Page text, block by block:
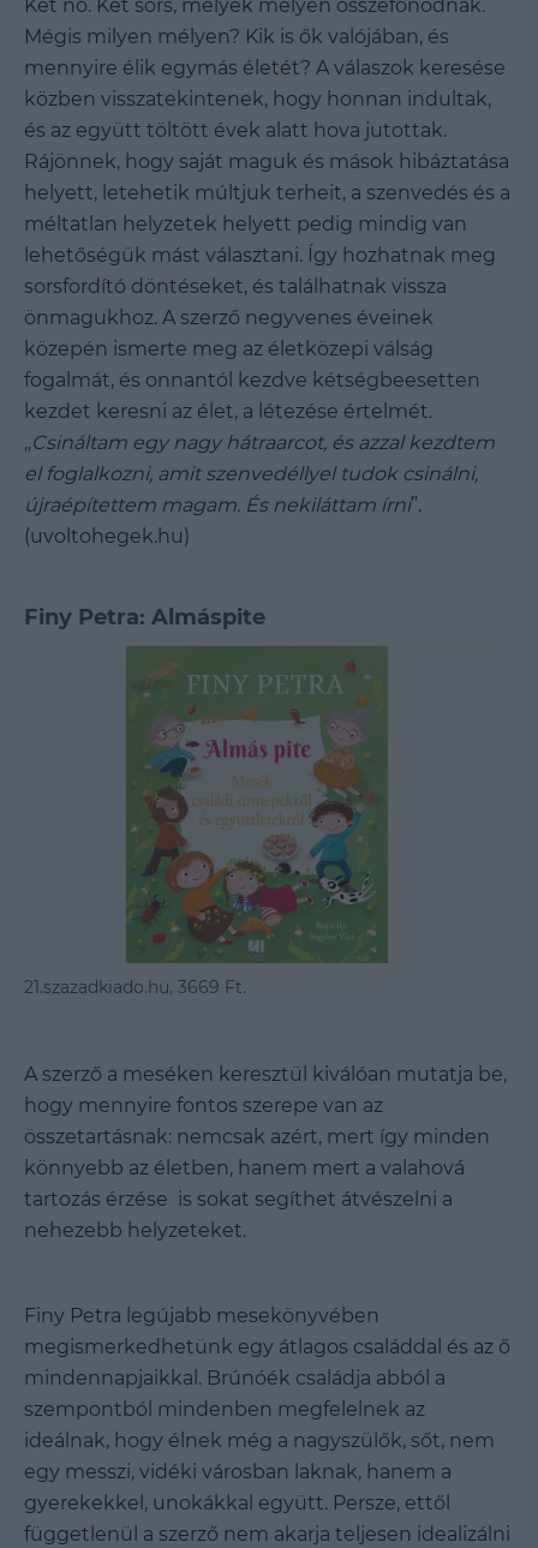
Két nő. Két sors, melyek mélyen összefonódnak.
Mégis milyen mélyen? Kik is ők valójában, és
mennyire élik egymás életét? A válaszok keresése
közben visszatekintenek, hogy honnan indultak,
és az együtt töltött évek alatt hova jutottak.
Rájönnek, hogy saját maguk és mások hibáztatása
helyett, letehetik múltjuk terheit, a szenvedés és a
méltatlan helyzetek helyett pedig mindig van
lehetőségük mást választani. Így hozhatnak meg
sorsfordító döntéseket, és találhatnak vissza
önmagukhoz. A szerző negyvenes éveinek
közepén ismerte meg az életközepi válság
fogalmát, és onnantól kezdve kétségbeesetten
kezdet keresni az élet, a létezése értelmét.
„Csináltam egy nagy hátraarcot, és azzal kezdtem
el foglalkozni, amit szenvedéllyel tudok csinálni,
újraépítettem magam. És nekiláttam írni”.
(uvoltohegek.hu)
Finy Petra: Almáspite
21.szazadkiado.hu, 3669 Ft.
A szerző a meséken keresztül kiválóan mutatja be,
hogy mennyire fontos szerepe van az
összetartásnak: nemcsak azért, mert így minden
könnyebb az életben, hanem mert a valahová
tartozás érzése is sokat segíthet átvészelni a
nehezebb helyzeteket.
Finy Petra legújabb mesekönyvében
megismerkedhetünk egy átlagos családdal és az ő
mindennapjaikkal. Brúnóék családja abból a
szempontból mindenben megfelelnek az
ideálnak, hogy élnek még a nagyszülők, sőt, nem
egy messzi, vidéki városban laknak, hanem a
gyerekekkel, unokákkal együtt. Persze, ettől
függetlenül a szerző nem akarja teljesen idealizálni